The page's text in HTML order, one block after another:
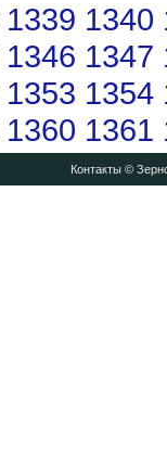
1339 1340
1346 1347
1353 1354
1360 1361
Контакты©